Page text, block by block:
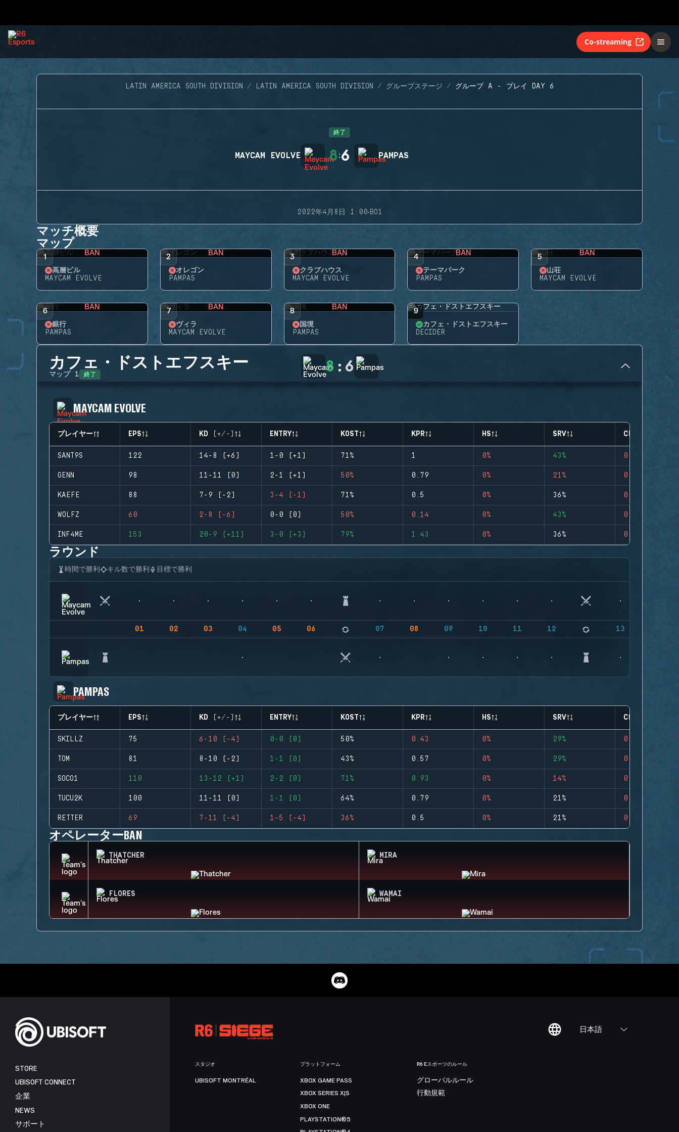
Co-streaming
LATIN AMERICA SOUTH DIVISION LATIN AMERICA SOUTH DIVISION グループステージ グループ A - プレイ DAY 6
終了
MAYCAM EVOLVE 8 :6 PAMPAS
2022年4月8日 1:00·BO1
マッチ概要
マップ
1 BAN
高層ビル
MAYCAM EVOLVE
2 BAN
オレゴン
PAMPAS
3 BAN
クラブハウス
MAYCAM EVOLVE
4 BAN
テーマパーク
PAMPAS
5 BAN
山荘
MAYCAM EVOLVE
6 BAN
銀行
PAMPAS
7 BAN
ヴィラ
MAYCAM EVOLVE
8 BAN
国境
PAMPAS
9
カフェ・ドストエフスキー
DECIDER
カフェ・ドストエフスキー
マップ 1 終了 8 : 6
MAYCAM EVOLVE
プレイヤー EPS KD (+/-) ENTRY KOST KPR HS SRV CLUTCHES
SANT9S 122 14-8 (+6) 1-0 (+1) 71% 1 0% 43% 0
GENN 98 11-11 (0) 2-1 (+1) 50% 0.79 0% 21% 0
KAEFE 88 7-9 (-2) 3-4 (-1) 71% 0.5 0% 36% 0
WOLFZ 60 2-8 (-6) 0-0 (0) 50% 0.14 0% 43% 0
INF4ME 153 20-9 (+11) 3-0 (+3) 79% 1.43 0% 36% 0
ラウンド
時間で勝利 キル数で勝利 目標で勝利
01 02 03 04 05 06 07 08 09 10 11 12 13
PAMPAS
プレイヤー EPS KD (+/-) ENTRY KOST KPR HS SRV CLUTCHES
SKILLZ 75 6-10 (-4) 0-0 (0) 50% 0.43 0% 29% 0
TOM 81 8-10 (-2) 1-1 (0) 43% 0.57 0% 29% 0
SOCO1 110 13-12 (+1) 2-2 (0) 71% 0.93 0% 14% 0
TUCU2K 100 11-11 (0) 1-1 (0) 64% 0.79 0% 21% 0
RETTER 69 7-11 (-4) 1-5 (-4) 36% 0.5 0% 21% 0
オペレーターBAN
THATCHER MIRA
FLORES WAMAI
日本語
STORE
UBISOFT CONNECT
企業
NEWS
サポート
スタジオ
UBISOFT MONTRÉAL
プラットフォーム
XBOX GAME PASS
XBOX SERIES X|S
XBOX ONE
PLAYSTATION®5
R6 Eスポーツのルール
グローバルルール
行動規範